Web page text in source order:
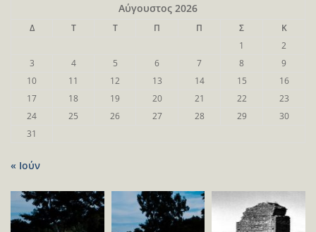
Αύγουστος 2026
Δ Τ Τ Π Π Σ
Κ
1
2
3
4 5 6 7 8
9
10
11 12 13 14 15
16
17
18 19 20 21 22
23
24
25 26 27 28 29
30
31
« Ιούν